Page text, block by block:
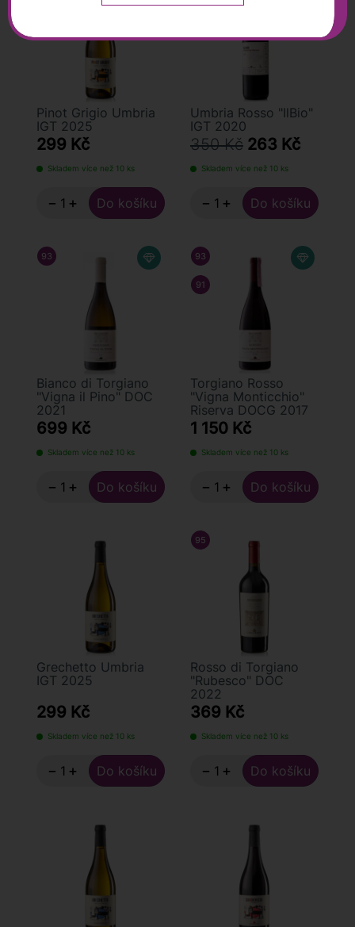
Monticchio. Vinařství Lungarotti dnes vedou sestry
Majitel: Rodina Lungarotti
Enolog: Vincenzo Pepe, konzultuje Lorenzo Landi
Roční produkce: 2 400 000 lahví
Rozloha: 250 ha
Pinot Grigio Umbria
IGT 2025
299 Kč
Skladem více než 10 ks
− +
Umbria Rosso "IlBio"
IGT 2020
350 Kč 263 Kč
Skladem více než 10 ks
− +
93 LUCA MARONI
Bianco di Torgiano
"Vigna il Pino" DOC
2021
699 Kč
Skladem více než 10 ks
− +
93 FALSTAFF
91 RAFFAELE VECCHIONE
Torgiano Rosso
"Vigna Monticchio"
Riserva DOCG 2017
1 150 Kč
Skladem více než 10 ks
− +
Grechetto Umbria
IGT 2025
299 Kč
Skladem více než 10 ks
− +
95 LUCA MARONI
Rosso di Torgiano
"Rubesco" DOC
2022
369 Kč
Skladem více než 10 ks
− +